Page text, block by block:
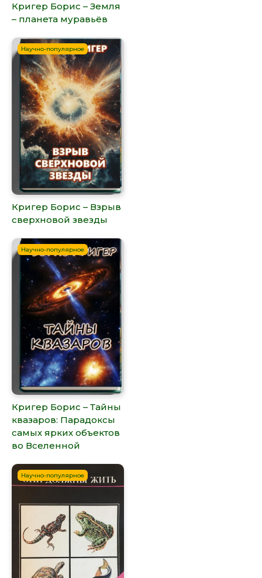
Кригер Борис – Земля
– планета муравьёв
Научно-популярное
Кригер Борис – Взрыв
сверхновой звезды
Научно-популярное
Кригер Борис – Тайны
квазаров: Парадоксы
самых ярких объектов
во Вселенной
Научно-популярное